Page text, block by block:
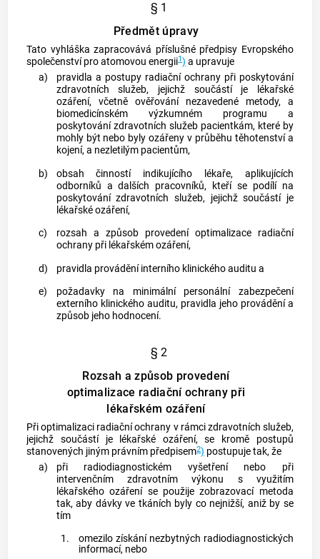
§ 1
Předmět úpravy
Tato vyhláška zapracovává příslušné předpisy Evropského
společenství pro atomovou energii1) a upravuje
a)
pravidla a postupy radiační ochrany při poskytování
zdravotních služeb, jejichž součástí je
lékařské
ozáření, včetně ověřování nezavedené metody, a
biomedicínském výzkumném programu a
poskytování zdravotních služeb pacientkám, které by
mohly být nebo byly ozářeny v průběhu těhotenství a
kojení, a nezletilým pacientům,
b)
obsah činností indikujícího lékaře, aplikujících
odborníků a dalších pracovníků, kteří se podílí na
poskytování zdravotních služeb, jejichž součástí je
lékařské ozáření,
c)
rozsah a způsob provedení optimalizace radiační
ochrany při lékařském ozáření,
d)
pravidla provádění interního klinického auditu a
e)
požadavky na minimální personální zabezpečení
externího klinického auditu, pravidla jeho provádění a
způsob jeho hodnocení.
§ 2
Rozsah a způsob provedení
optimalizace radiační ochrany při
lékařském ozáření
Při optimalizaci radiační ochrany v rámci zdravotních služeb,
jejichž součástí je
lékařské ozáření, se kromě postupů
stanovených jiným právním předpisem2) postupuje tak, že
a)
při radiodiagnostickém vyšetření nebo při
intervenčním zdravotním výkonu s využitím
lékařského ozáření se použije zobrazovací metoda
tak, aby dávky ve tkáních byly co nejnižší, aniž by se
tím
1.
omezilo získání nezbytných radiodiagnostických
informací, nebo